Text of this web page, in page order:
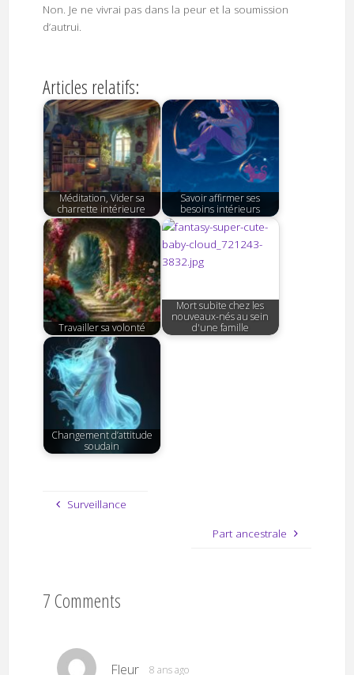
Non. Je ne vivrai pas dans la peur et la soumission
d’autrui.
Articles relatifs:
Méditation, Vider sa
charrette intérieure
Savoir affirmer ses
besoins intérieurs
Travailler sa volonté
Mort subite chez les
nouveaux-nés au sein
d'une famille
Changement d’attitude
soudain
Surveillance
Part ancestrale
7 Comments
Fleur 8 ans ago